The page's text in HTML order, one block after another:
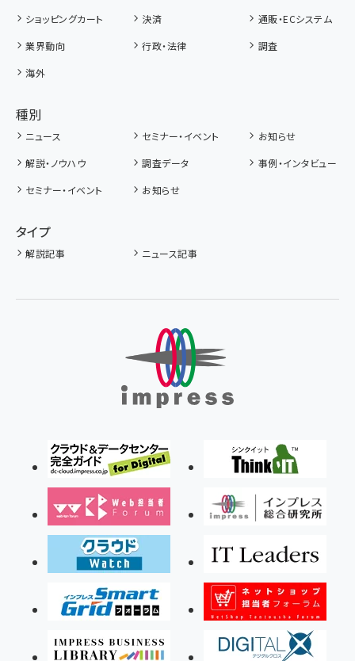
ショッピングカート
決済
通販・ECシステム
業界動向
行政・法律
調査
海外
種別
ニュース セミナー・イベント
お知らせ
解説・ノウハウ
調査データ
事例・インタビュー
セミナー・イベント
お知らせ
タイプ
解説記事 ニュース記事